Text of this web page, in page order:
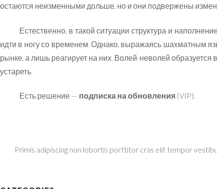
остаются неизменными дольше, но и они подвержены
Естественно, в такой ситуации структура и
идти в ногу со временем. Однако, выражаясь шахматным
рынке, а лишь реагирует на них. Волей-неволей
устареть.
Есть решение — подписка на обновления (VIP).
Primis adipiscing non lobortis porttitor cras elit tempor